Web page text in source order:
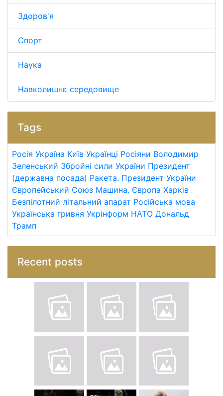
Здоров'я
Спорт
Наука
Навколишнє середовище
Tags
Росія Україна Київ Українці Росіяни Володимир
Зеленський Збройні сили України Президент
(державна посада) Ракета. Президент України
Європейський Союз Машина. Європа Харків
Безпілотний літальний апарат Російська мова
Українська гривня Укрінформ НАТО Дональд
Трамп
Recent posts